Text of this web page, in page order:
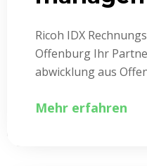
Ricoh IDX
Offenburg Ihr
abwicklung aus
Mehr erfahren